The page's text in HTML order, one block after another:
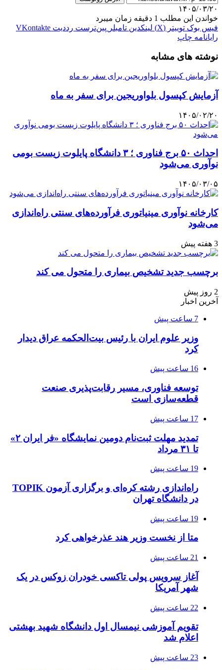
۱۴۰۵/۰۳/۲۰
خواندن این مطلب 1 دقیقه زمان میبرد
فیس بوک توییتر (X) لینکدین ‫تامبلر ‫پین‌ترست ‫رددیت ‫VKontakte
رایانامه چاپ
نوشته های مشابه
آزمایش کپسول بلواوریجین برای سفر به ماه
۱۴۰۵/۰۲/۲۰
احداث ۵۰ برج فناوری ؛ ۳ دانشگاه پایلوت زیست بومی
نوآوری می‌شود
۱۴۰۵/۰۳/۰۵
کارخانه نوآوری مینیاتوری فرآورده‌های سنتی راه‌اندازی
می‌شود
3 هفته پیش
برچسب جدید تشخیص بیماری را متحول می کند
2 روز پیش
آخرین اخبار
7 ساعت پیش
وزیر علوم ایران با رئیس بیت‌الحکمه عراق دیدار
کرد
16 ساعت پیش
توسعه فناوری، مسیر رقابت‌پذیری صنعت
قطعه‌سازی است
17 ساعت پیش
تمدید مهلت ثبت‌نام دومین نمایشگاه «فر ایران ۲»
تا ۳۱ مرداد
19 ساعت پیش
راه‌اندازی رشته کره‌ای و برگزاری آزمون TOPIK
در دانشگاه تهران
19 ساعت پیش
متا از نخست وزیر هند عذرخواهی کرد
21 ساعت پیش
آغاز سرویس پولی تاکسی خودران زوکس در یک
شهر آمریکا
22 ساعت پیش
تقویم آموزشی نیمسال اول دانشگاه شهید بهشتی
اعلام شد
23 ساعت پیش